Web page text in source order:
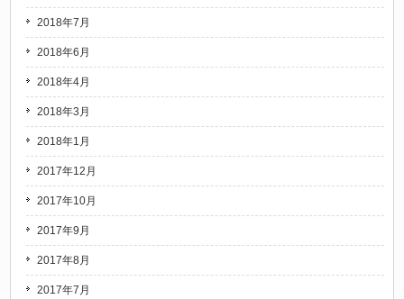
2018年7月
2018年6月
2018年4月
2018年3月
2018年1月
2017年12月
2017年10月
2017年9月
2017年8月
2017年7月